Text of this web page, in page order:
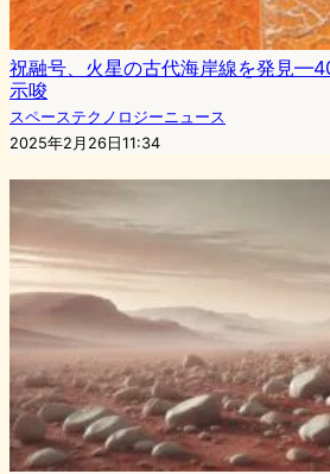
祝融号、火星の古代海岸線を発見
示唆
スペーステクノロジーニュース
2025年2月26日11:34